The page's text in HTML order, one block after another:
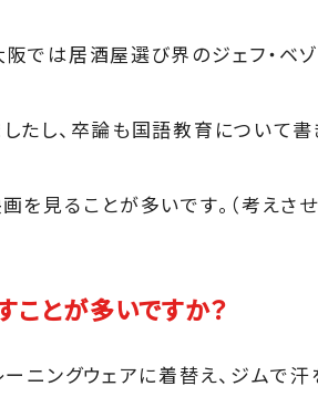
では居酒屋選び界のジェフ・ベ
たし、卒論も国語教育について書
見ることが多いです。（考えさ
とが多いですか？
ニングウェアに着替え、ジムで汗